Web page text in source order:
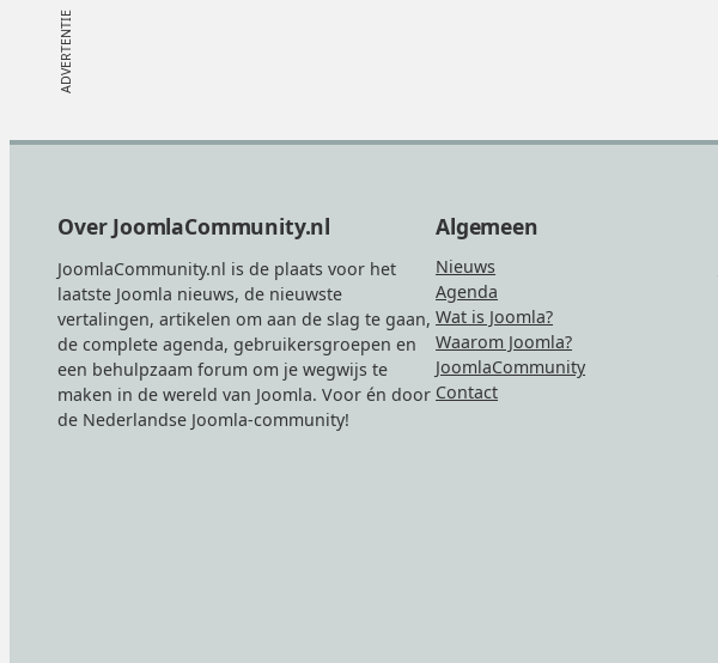
Over JoomlaCommunity.nl
JoomlaCommunity.nl is de plaats voor het
laatste Joomla nieuws, de nieuwste
vertalingen, artikelen om aan de slag te gaan,
de complete agenda, gebruikersgroepen en
een behulpzaam forum om je wegwijs te
maken in de wereld van Joomla. Voor én door
de Nederlandse Joomla-community!
Algemeen
Nieuws
Agenda
Wat is Joomla?
Waarom Joomla?
JoomlaCommunity
Contact